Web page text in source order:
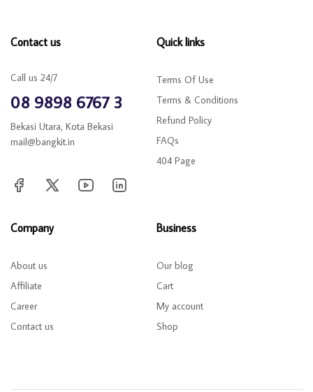
Contact us
Call us 24/7
08 9898 6767 3
Bekasi Utara, Kota Bekasi
mail@bangkit.in
Quick links
Terms Of Use
Terms & Conditions
Refund Policy
FAQs
404 Page
Company
About us
Affiliate
Career
Contact us
Business
Our blog
Cart
My account
Shop